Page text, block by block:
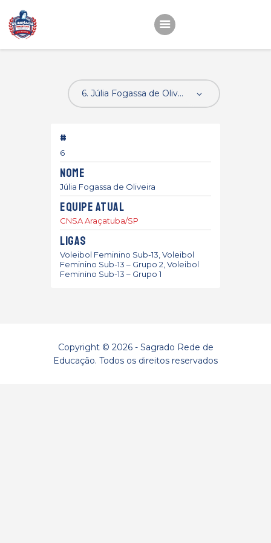
22ª OEMC
Atletas
Sagrado Rede de
Educação
#
6
Nome
Júlia Fogassa de Oliveira
Equipe atual
CNSA Araçatuba/SP
Ligas
Voleibol Feminino Sub-13, Voleibol
Feminino Sub-13 – Grupo 2, Voleibol
Feminino Sub-13 – Grupo 1
Copyright © 2026 - Sagrado Rede de
Educação. Todos os direitos reservados